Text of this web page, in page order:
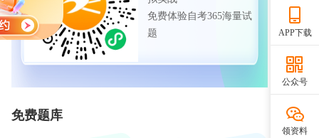
免费体验自考365海量试
题
免费题库
APP下载
公众号
领资料